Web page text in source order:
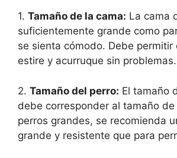
1. Tamaño de la cama: La cama
suficientemente grande como
se sienta cómodo. Debe permitir
estire y acurruque sin problemas.
2. Tamaño del perro: El tamaño
debe corresponder al tamaño de
perros grandes, se recomienda
grande y resistente que para